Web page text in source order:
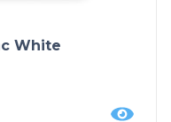
White